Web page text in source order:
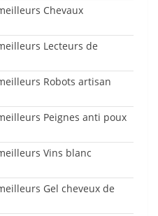
Chevaux
Lecteurs de
Robots artisan
Peignes anti poux
Vins blanc
Gel cheveux de